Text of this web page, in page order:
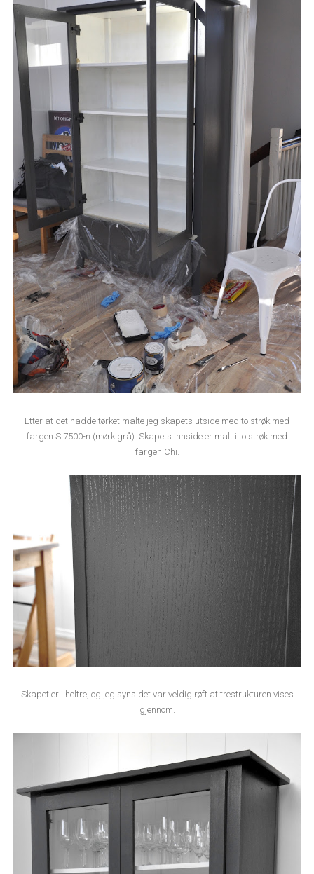
Etter at det hadde tørket malte jeg skapets utside med to strøk med
fargen S 7500-n (mørk grå). Skapets innside er malt i to strøk med
fargen Chi.
Skapet er i heltre, og jeg syns det var veldig røft at trestrukturen vises
gjennom.